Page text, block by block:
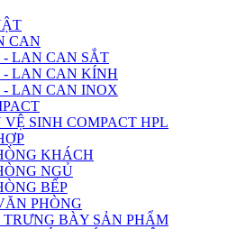
CAN
LAN CAN SẮT
LAN CAN KÍNH
LAN CAN INOX
SINH COMPACT HPL
KHÁCH
NGỦ
BẾP
PHÒNG
TRƯNG BÀY SẢN PHẨM